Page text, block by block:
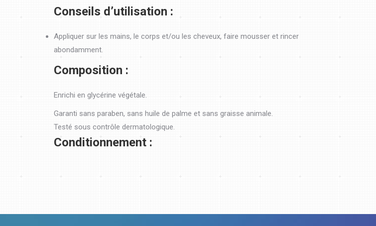
Conseils d’utilisation :
Appliquer sur les mains, le corps et/ou les cheveux, faire mousser et rincer
abondamment.
Composition :
Enrichi en glycérine végétale.
Garanti sans paraben, sans huile de palme et sans graisse animale.
Testé sous contrôle dermatologique.
Conditionnement :